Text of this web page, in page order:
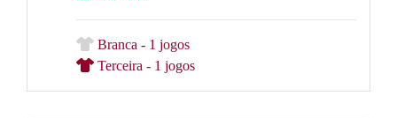
Branca - 1 jogos
Terceira - 1 jogos